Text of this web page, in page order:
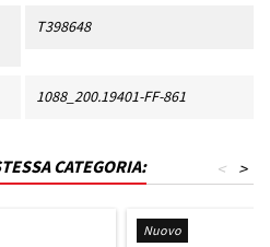
T398648
1088_200.19401-FF-861
CATEGORIA: >
<
Nuovo